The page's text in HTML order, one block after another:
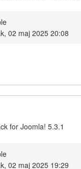
02 maj 2025 20:08
for Joomla! 5.3.1
02 maj 2025 19:29